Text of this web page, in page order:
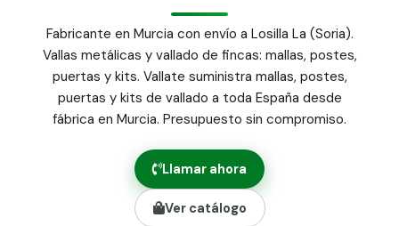
Malla simple torsión
Malla triple torsión
Panel malla H.
Puerta acceso peatonal
Poste malla Hércules
Poste malla simple torsión
Alambre de espino galvanizado
Alambre liso galvanizado
Malla ocultación 70 g/m² verde
Abrazadera PVC malla H.
Fabricante en Murcia con envío a Losilla La (Soria).
Vallas metálicas y vallado de fincas: mallas, postes,
puertas y kits. Vallate suministra mallas, postes,
puertas y kits de vallado a toda España desde
fábrica en Murcia. Presupuesto sin compromiso.
Llamar ahora
Ver catálogo